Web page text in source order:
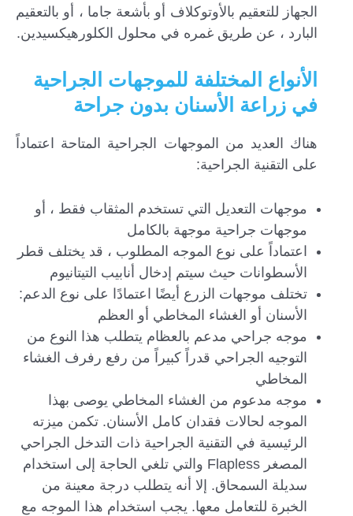
الجهاز للتعقيم بالأوتوكلاف أو بأشعة جاما ، أو بالتعقيم
البارد ، عن طريق غمره في محلول الكلورهيكسيدين.
الأنواع المختلفة للموجهات الجراحية
في زراعة الأسنان بدون جراحة
هناك العديد من الموجهات الجراحية المتاحة اعتماداً
على التقنية الجراحية:
موجهات التعديل التي تستخدم المثقاب فقط ، أو
موجهات جراحية موجهة بالكامل
اعتماداً على نوع الموجه المطلوب ، قد يختلف قطر
الأسطوانات حيث سيتم إدخال أنابيب التيتانيوم
تختلف موجهات الزرع أيضًا اعتمادًا على نوع الدعم:
الأسنان أو الغشاء المخاطي أو العظم
موجه جراحي مدعم بالعظام يتطلب هذا النوع من
التوجيه الجراحي قدراً كبيراً من رفع رفرف الغشاء
المخاطي
موجه مدعوم من الغشاء المخاطي يوصى بهذا
الموجه لحالات فقدان كامل الأسنان. تكمن ميزته
الرئيسية في التقنية الجراحية ذات التدخل الجراحي
المصغر Flapless والتي تلغي الحاجة إلى استخدام
سديلة السمحاق. إلا أنه يتطلب درجة معينة من
الخبرة للتعامل معها. يجب استخدام هذا الموجه مع